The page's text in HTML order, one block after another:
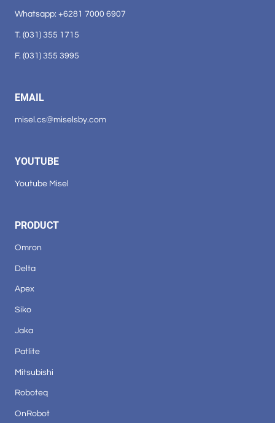
Whatsapp: +6281 7000 6907
T. (031) 355 1715
F. (031) 355 3995
EMAIL
misel.cs@miselsby.com
YOUTUBE
Youtube Misel
PRODUCT
Omron
Delta
Apex
Siko
Jaka
Patlite
Mitsubishi
Roboteq
OnRobot